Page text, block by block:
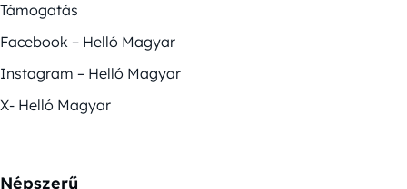
Támogatás
Facebook – Helló Magyar
Instagram – Helló Magyar
X- Helló Magyar
Népszerű